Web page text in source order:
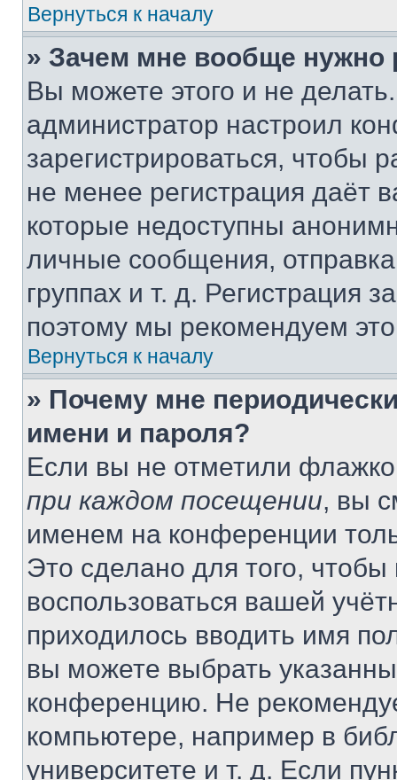
Вернуться к началу
» Зачем мне вообще нужно
Вы можете этого и не
администратор настроил
зарегистрироваться, чтобы
не менее регистрация даёт
которые недоступны
личные сообщения,
группах и т. д. Регистрация
поэтому мы рекомендуем
Вернуться к началу
» Почему мне
имени и пароля?
Если вы не отметили
при каждом посещении, вы
именем на конференции
Это сделано для того, чтобы
воспользоваться вашей
приходилось вводить имя
вы можете выбрать
конференцию. Не
компьютере, например в
университете и т. д. Если